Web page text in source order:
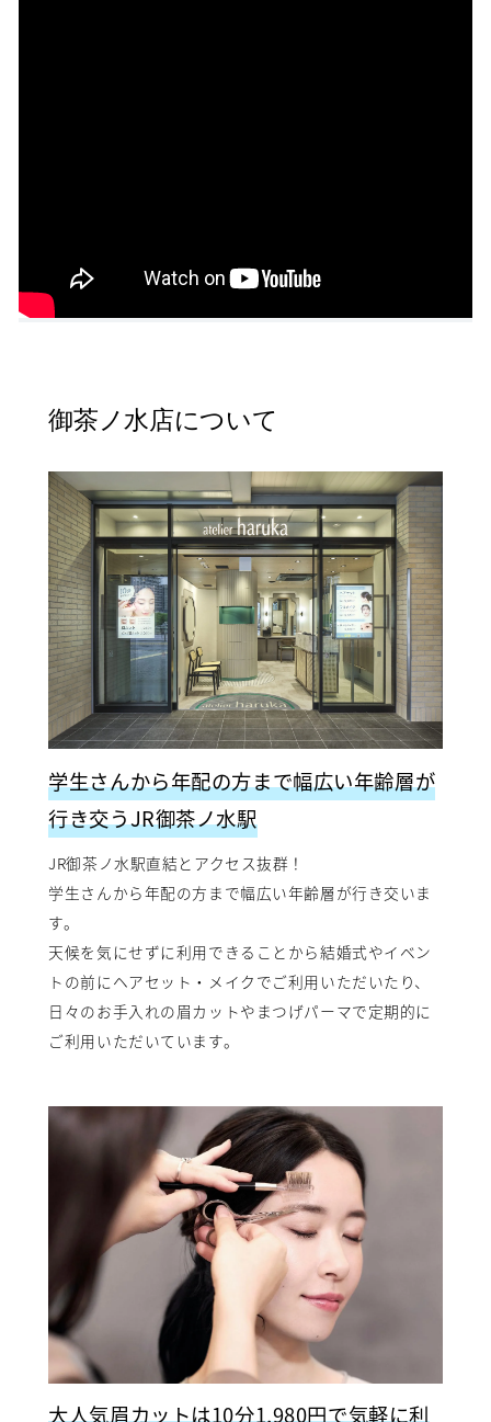
御茶ノ水店について
学生さんから年配の方まで幅広い年齢層が
行き交うJR御茶ノ水駅
JR御茶ノ水駅直結とアクセス抜群！
学生さんから年配の方まで幅広い年齢層が行き交いま
す。
天候を気にせずに利用できることから結婚式やイベン
トの前にヘアセット・メイクでご利用いただいたり、
日々のお手入れの眉カットやまつげパーマで定期的に
ご利用いただいています。
大人気眉カットは10分1,980円で気軽に利